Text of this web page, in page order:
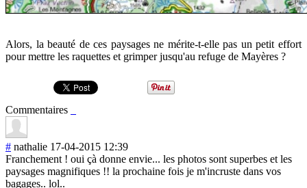
Alors, la beauté de ces paysages ne mérite-t-elle pas un petit effort
pour mettre les raquettes et grimper jusqu'au refuge de Mayères ?
Commentaires
# nathalie 17-04-2015 12:39
Franchement ! oui çà donne envie... les photos sont superbes et les
paysages magnifiques !! la prochaine fois je m'incruste dans vos
bagages.. lol..